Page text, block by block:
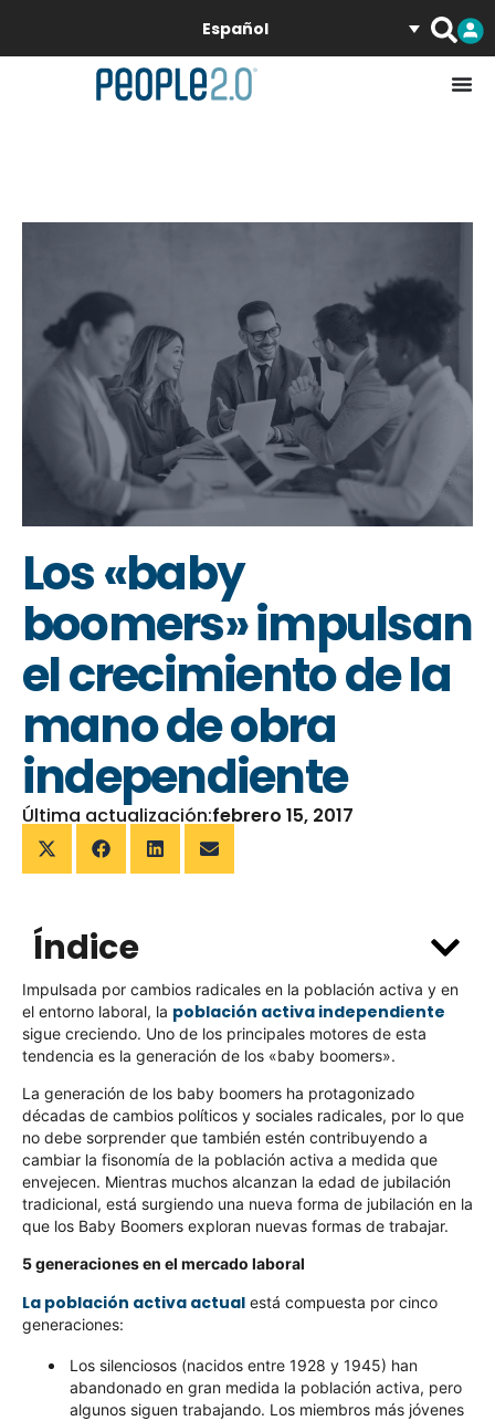
Español
Los «baby
boomers» impulsan
el crecimiento de la
mano de obra
independiente
Última actualización:febrero 15, 2017
Índice
Impulsada por cambios radicales en la población activa y en
el entorno laboral, la población activa independiente
sigue creciendo. Uno de los principales motores de esta
tendencia es la generación de los «baby boomers».
La generación de los baby boomers ha protagonizado
décadas de cambios políticos y sociales radicales, por lo que
no debe sorprender que también estén contribuyendo a
cambiar la fisonomía de la población activa a medida que
envejecen. Mientras muchos alcanzan la edad de jubilación
tradicional, está surgiendo una nueva forma de jubilación en la
que los Baby Boomers exploran nuevas formas de trabajar.
5 generaciones en el mercado laboral
La población activa actual está compuesta por cinco
generaciones:
Los silenciosos (nacidos entre 1928 y 1945) han
abandonado en gran medida la población activa, pero
algunos siguen trabajando. Los miembros más jóvenes